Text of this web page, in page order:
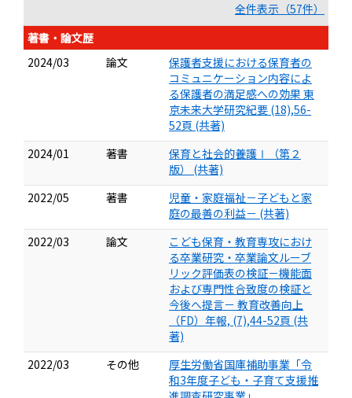
全件表示（57件）
著書・論文歴
2024/03
論文
保護者支援における保育者の
コミュニケーション内容によ
る保護者の満足感への効果 東
京未来大学研究紀要 (18),56-
52頁 (共著)
2024/01
著書
保育と社会的養護Ⅰ（第２
版） (共著)
2022/05
著書
児童・家庭福祉－子どもと家
庭の最善の利益－ (共著)
2022/03
論文
こども保育・教育専攻におけ
る卒業研究・卒業論文ルーブ
リック評価表の検証－機能面
および専門性合致度の検証と
今後へ提言－ 教育改善向上
（FD）年報, (7),44-52頁 (共
著)
2022/03
その他
厚生労働省国庫補助事業「令
和3年度子ども・子育て支援推